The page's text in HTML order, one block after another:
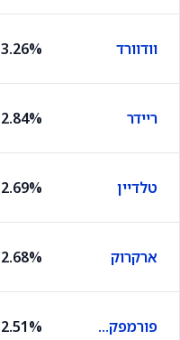
וודוורד 3.26%
ריידר 2.84%
טלדיין 2.69%
ארקרוק 2.68%
פורמפקטור 2.51%